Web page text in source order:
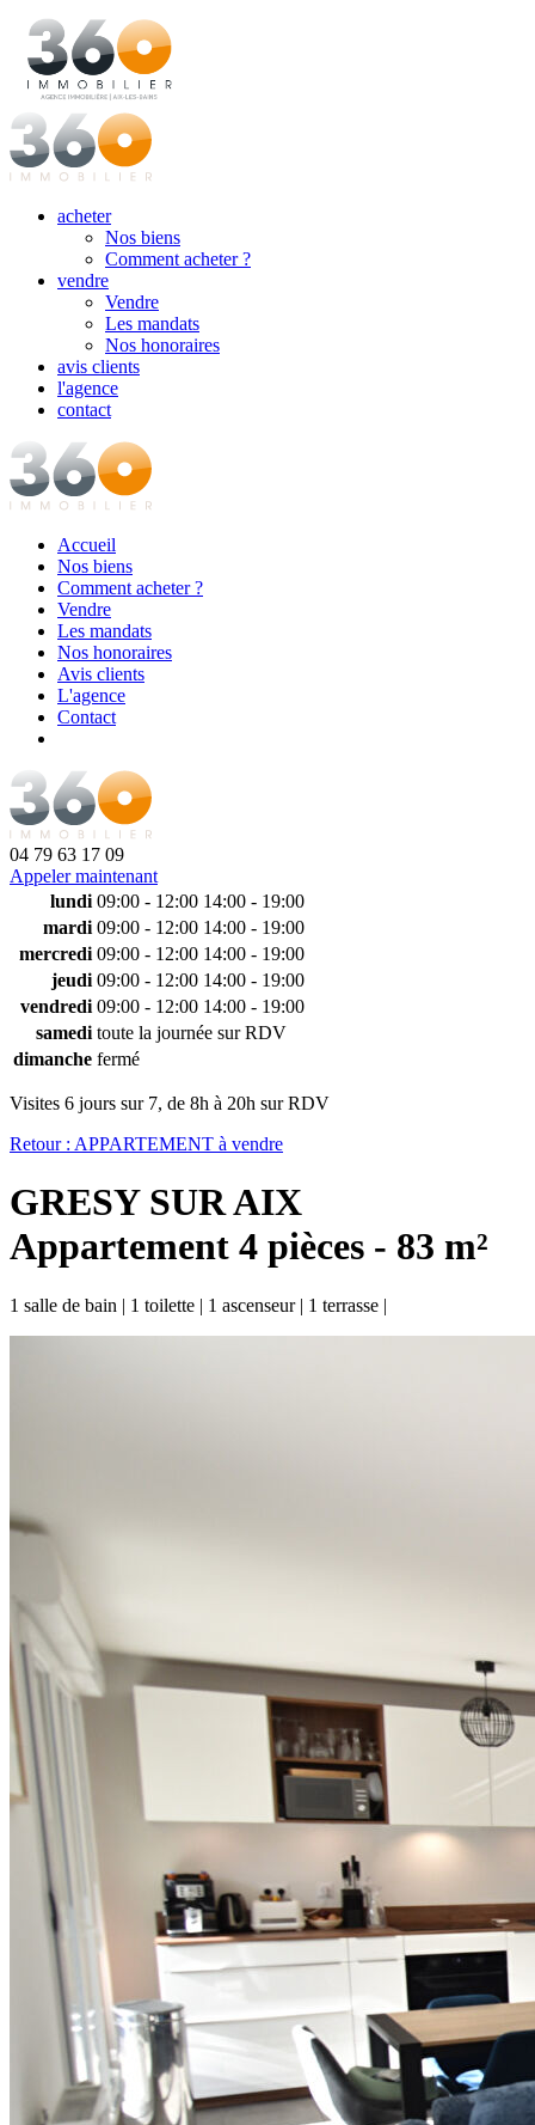
acheter
Nos biens
Comment acheter ?
vendre
Vendre
Les mandats
Nos honoraires
avis clients
l'agence
contact
Accueil
Nos biens
Comment acheter ?
Vendre
Les mandats
Nos honoraires
Avis clients
L'agence
Contact
04 79 63 17 09
Appeler maintenant
lundi 09:00 - 12:00 14:00 - 19:00
mardi 09:00 - 12:00 14:00 - 19:00
mercredi 09:00 - 12:00 14:00 - 19:00
jeudi 09:00 - 12:00 14:00 - 19:00
vendredi 09:00 - 12:00 14:00 - 19:00
samedi toute la journée sur RDV
dimanche fermé
Visites 6 jours sur 7, de 8h à 20h sur RDV
Retour : APPARTEMENT à vendre
GRESY SUR AIX
Appartement 4 pièces - 83 m²
1 salle de bain | 1 toilette | 1 ascenseur| 1 terrasse |